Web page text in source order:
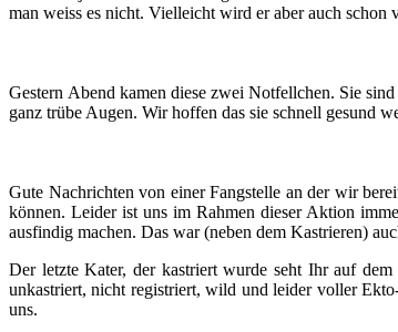
man weiss es nicht. Vielleicht wird er aber auch
Gestern Abend kamen diese zwei Notfellchen. Sie
ganz trübe Augen. Wir hoffen das sie schnell gesund
Gute Nachrichten von einer Fangstelle an der wir
können. Leider ist uns im Rahmen dieser Aktion
ausfindig machen. Das war (neben dem Kastrieren)
Der letzte Kater, der kastriert wurde seht Ihr auf
unkastriert, nicht registriert, wild und leider voller
uns.